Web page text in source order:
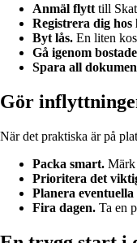
Anmäl flytt till
Registrera dig hos
Byt lås. En liten
Gå igenom
Spara all
Gör
När det praktiska är på
Packa smart. Märk
Prioritera det
Planera
Fira dagen. Ta en